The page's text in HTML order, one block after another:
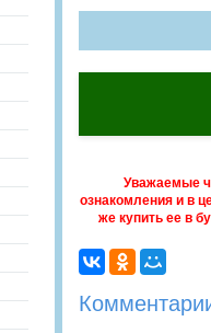
Уважаемые
ознакомления и в
же купить ее в